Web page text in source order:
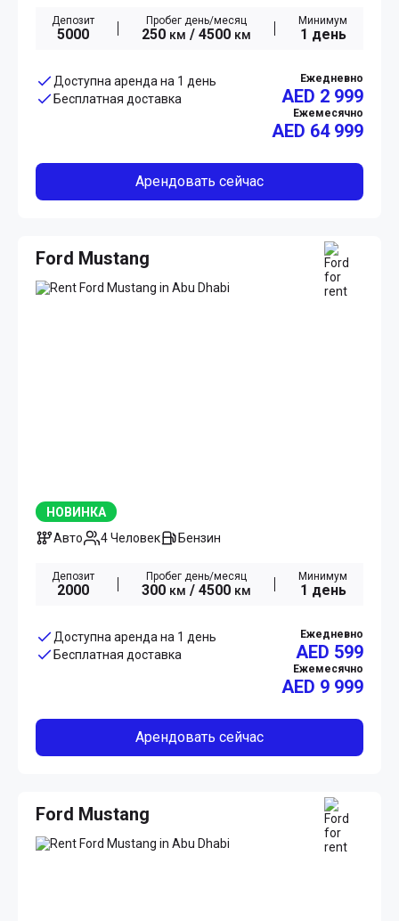
Депозит
5000
Пробег день/месяц
250 км / 4500 км
Минимум
1 день
Доступна аренда на 1 день
Бесплатная доставка
Ежедневно
AED 2 999
Ежемесячно
AED 64 999
Арендовать сейчас
Ford Mustang
НОВИНКА
Авто
4 Человек Бензин
Депозит
2000
Пробег день/месяц
300 км / 4500 км
Минимум
1 день
Доступна аренда на 1 день
Бесплатная доставка
Ежедневно
AED 599
Ежемесячно
AED 9 999
Арендовать сейчас
Ford Mustang